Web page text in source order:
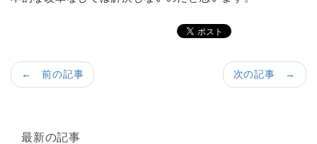
次の記事 →
← 前の記事
最新の記事